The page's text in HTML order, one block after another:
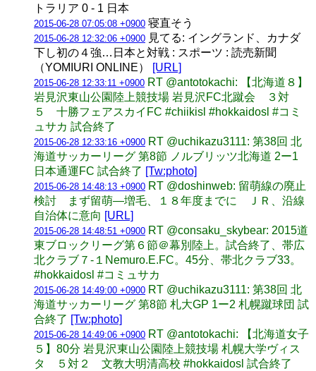
トラリア 0 - 1 日本
2015-06-28 07:05:08 +0900 寝直そう
2015-06-28 12:32:06 +0900 見てる: イングランド、カナダ
下し初の４強…日本と対戦 : スポーツ : 読売新聞
（YOMIURI ONLINE）
[URL]
2015-06-28 12:33:11 +0900 RT @antotokachi: 【北海道８】
岩見沢東山公園陸上競技場 岩見沢FC北蹴会 ３対
５ 十勝フェアスカイFC #chiikisl #hokkaidosl #コミ
ュサカ 試合終了
2015-06-28 12:33:16 +0900 RT @uchikazu3111: 第38回 北
海道サッカーリーグ 第8節 ノルブリッツ北海道 2ー1
日本通運FC 試合終了 [Tw:photo]
2015-06-28 14:48:13 +0900 RT @doshinweb: 留萌線の廃止
検討 まず留萌―増毛、１８年度までに ＪＲ、沿線
自治体に意向 [URL]
2015-06-28 14:48:51 +0900 RT @consaku_skybear: 2015道
東ブロックリーグ第６節＠幕別陸上。試合終了、帯広
北クラブ７-１Nemuro.E.FC。45分、帯北クラブ33。
#hokkaidosl #コミュサカ
2015-06-28 14:49:00 +0900 RT @uchikazu3111: 第38回 北
海道サッカーリーグ 第8節 札大GP 1ー2 札幌蹴球団 試
合終了 [Tw:photo]
2015-06-28 14:49:06 +0900 RT @antotokachi: 【北海道女子
５】80分 岩見沢東山公園陸上競技場 札幌大学ヴィス
タ ５対２ 文教大明清高校 #hokkaidosl 試合終了